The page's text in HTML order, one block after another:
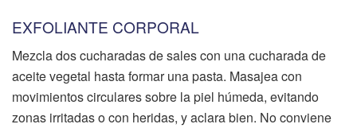
EXFOLIANTE CORPORAL
Mezcla dos cucharadas de sales con una cucharada de
aceite vegetal hasta formar una pasta. Masajea con
movimientos circulares sobre la piel húmeda, evitando
zonas irritadas o con heridas, y aclara bien. No conviene